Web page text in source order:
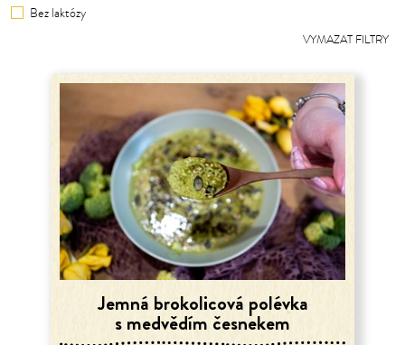
Bez laktózy
VYMAZAT FILTRY
Jemná brokolicová polévka
s medvědím česnekem